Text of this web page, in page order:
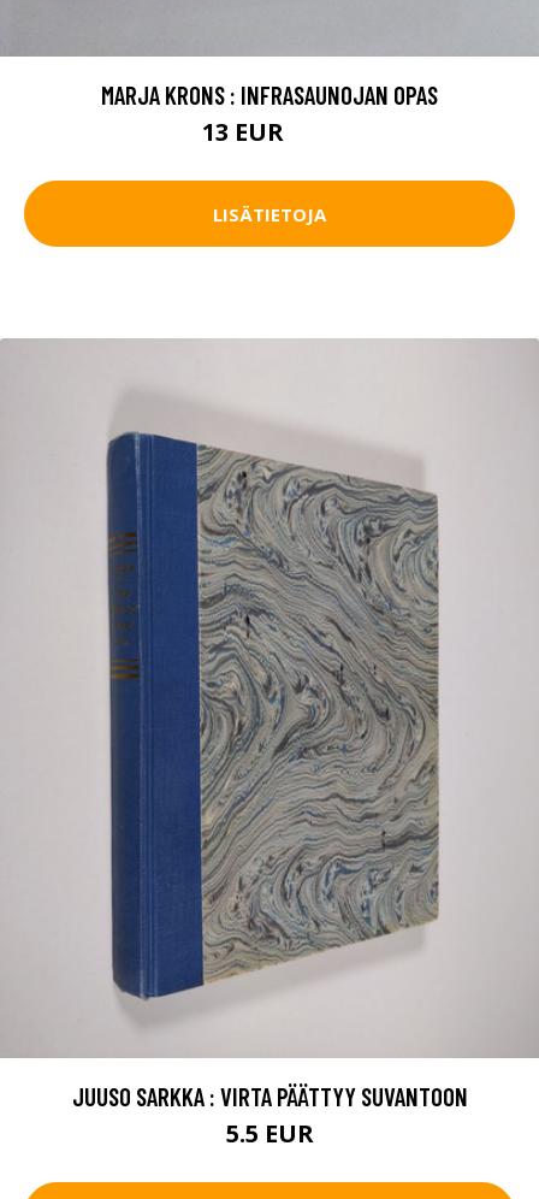
MARJA KRONS : INFRASAUNOJAN OPAS
13 EUR
LISÄTIETOJA
JUUSO SARKKA : VIRTA PÄÄTTYY SUVANTOON
5.5 EUR